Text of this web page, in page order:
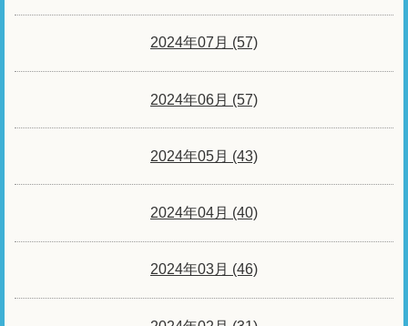
2024年07月 (57)
2024年06月 (57)
2024年05月 (43)
2024年04月 (40)
2024年03月 (46)